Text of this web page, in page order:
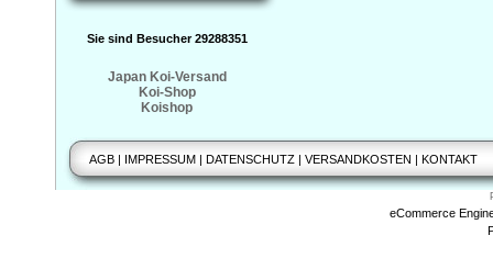
Sie sind Besucher 29288351
Japan Koi-Versand
Koi-Shop
Koishop
AGB | IMPRESSUM | DATENSCHUTZ | VERSANDKOSTEN | KONTAKT
eCommerce